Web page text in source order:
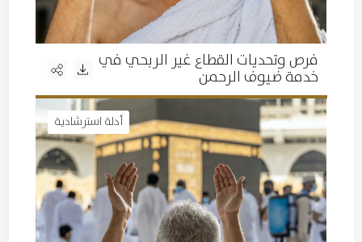
فرص وتحديات القطاع غير الربحي في
خدمة ضيوف الرحمن
أدلة استرشادية